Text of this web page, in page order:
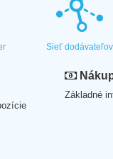
Sieť dodávateľov
Základné